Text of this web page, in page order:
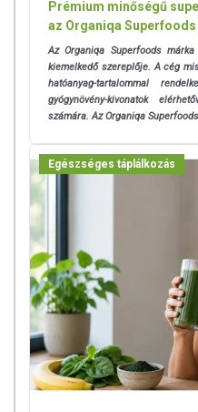
rendelkezhetnek, amely
megjelenítésük, és
a készítményeknek
hatást tulajdonítani.
A termék nem
gyógyít betegségeket! A
helyettesítésére
beszélje meg
mennyiséget ne lépje túl!
összetevők
Kisgyermektől elzárva
Prémium minőségű
az Organiqa
Az Organiqa Superfoods
kiemelkedő szereplője. A cég
hatóanyag-tartalommal
gyógynövény-kivonatok
számára. Az Organiqa
Egészséges táplálkozás